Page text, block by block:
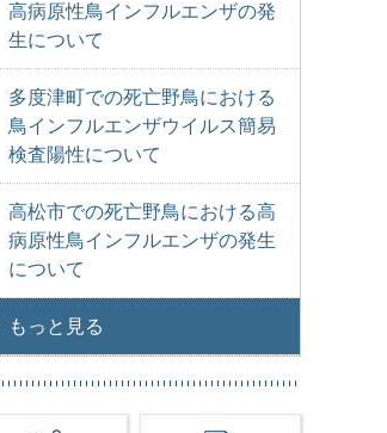
高病原性鳥インフルエンザの発
生について
多度津町での死亡野鳥における
鳥インフルエンザウイルス簡易
検査陽性について
高松市での死亡野鳥における高
病原性鳥インフルエンザの発生
について
もっと見る